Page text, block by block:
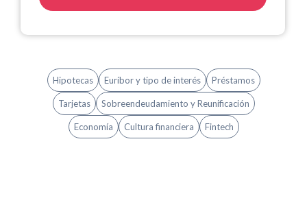
Hipotecas Euríbor y tipo de interés Préstamos
Tarjetas Sobreendeudamiento y Reunificación
Economía Cultura financiera Fintech